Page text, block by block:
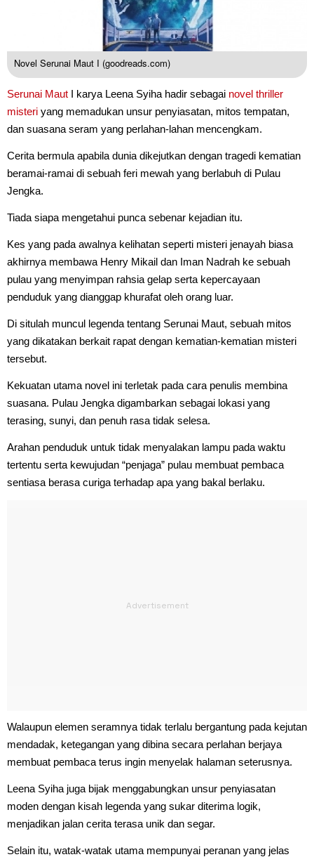
Novel Serunai Maut I (goodreads.com)
Serunai Maut I karya Leena Syiha hadir sebagai novel thriller
misteri yang memadukan unsur penyiasatan, mitos tempatan,
dan suasana seram yang perlahan-lahan mencengkam.
Cerita bermula apabila dunia dikejutkan dengan tragedi kematian
beramai-ramai di sebuah feri mewah yang berlabuh di Pulau
Jengka.
Tiada siapa mengetahui punca sebenar kejadian itu.
Kes yang pada awalnya kelihatan seperti misteri jenayah biasa
akhirnya membawa Henry Mikail dan Iman Nadrah ke sebuah
pulau yang menyimpan rahsia gelap serta kepercayaan
penduduk yang dianggap khurafat oleh orang luar.
Di situlah muncul legenda tentang Serunai Maut, sebuah mitos
yang dikatakan berkait rapat dengan kematian-kematian misteri
tersebut.
Kekuatan utama novel ini terletak pada cara penulis membina
suasana. Pulau Jengka digambarkan sebagai lokasi yang
terasing, sunyi, dan penuh rasa tidak selesa.
Arahan penduduk untuk tidak menyalakan lampu pada waktu
tertentu serta kewujudan “penjaga” pulau membuat pembaca
sentiasa berasa curiga terhadap apa yang bakal berlaku.
Walaupun elemen seramnya tidak terlalu bergantung pada kejutan
mendadak, ketegangan yang dibina secara perlahan berjaya
membuat pembaca terus ingin menyelak halaman seterusnya.
Leena Syiha juga bijak menggabungkan unsur penyiasatan
moden dengan kisah legenda yang sukar diterima logik,
menjadikan jalan cerita terasa unik dan segar.
Selain itu, watak-watak utama mempunyai peranan yang jelas